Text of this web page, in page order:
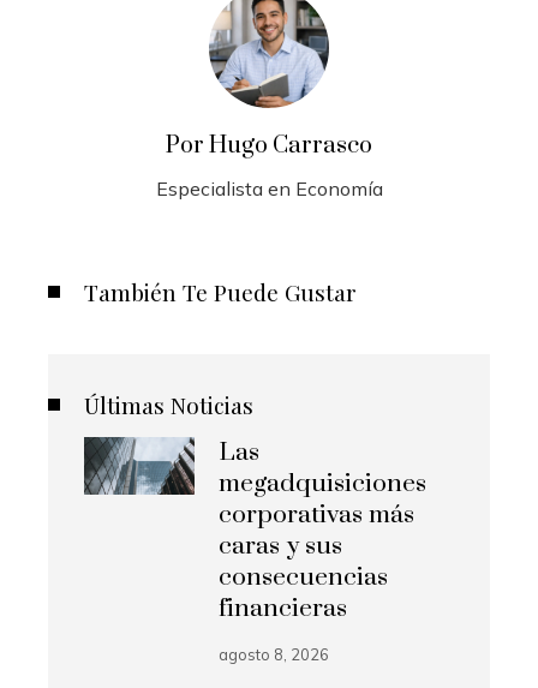
Por Hugo Carrasco
Especialista en Economía
También Te Puede Gustar
Últimas Noticias
Las
megadquisiciones
corporativas más
caras y sus
consecuencias
financieras
agosto 8, 2026